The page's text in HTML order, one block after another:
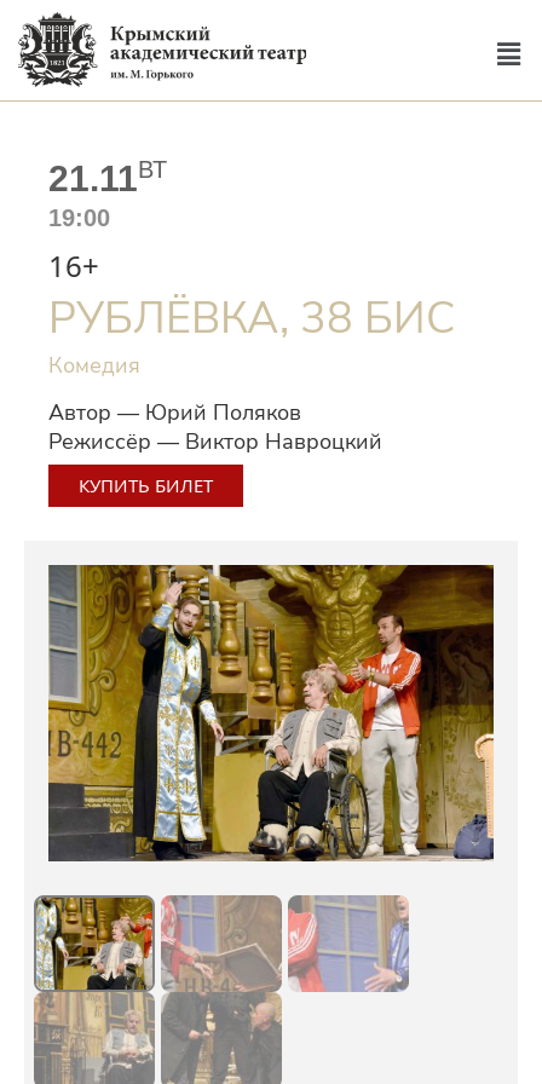
21.11ВТ
19:00
16+
КУПИТЬ БИЛЕТ
Автор — Юрий Поляков
Режиссёр — Виктор Навроцкий
РУБЛЁВКА, 38 БИС
Комедия